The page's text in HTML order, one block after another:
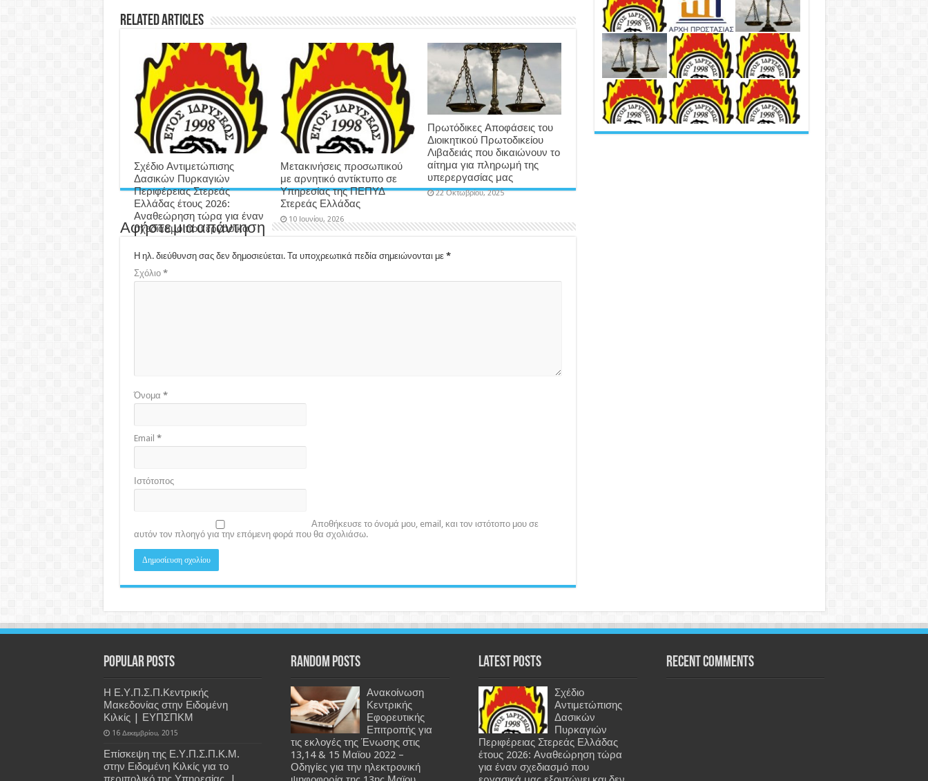
Related Articles
Σχέδιο Αντιμετώπισης
Δασικών Πυρκαγιών
Περιφέρειας Στερεάς
Ελλάδας έτους 2026:
Αναθεώρηση τώρα για έναν
σχεδιασμό που εργασικά
δύναται να υλοποιηθεί…
3 εβδομάδες ago
Μετακινήσεις προσωπικού
με αρνητικό αντίκτυπο σε
Υπηρεσίας της ΠΕΠΥΔ
Στερεάς Ελλάδας
10 Ιουνίου, 2026
Πρωτόδικες Αποφάσεις του
Διοικητικού Πρωτοδικείου
Λιβαδειάς που δικαιώνουν το
αίτημα για πληρωμή της
υπερεργασίας μας
22 Οκτωβρίου, 2025
Αφήστε μια απάντηση
Η ηλ. διεύθυνση σας δεν δημοσιεύεται. Τα υποχρεωτικά πεδία σημειώνονται με *
Σχόλιο *
Όνομα *
Email *
Ιστότοπος
Αποθήκευσε το όνομά μου, email, και τον ιστότοπο μου σε
αυτόν τον πλοηγό για την επόμενη φορά που θα σχολιάσω.
Popular Posts
Η Ε.Υ.Π.Σ.Π.Κεντρικής
Μακεδονίας στην Ειδομένη
Κιλκίς | ΕΥΠΣΠΚΜ
16 Δεκεμβρίου, 2015
Επίσκεψη της Ε.Υ.Π.Σ.Π.Κ.Μ.
στην Ειδομένη Κιλκίς για το
Random Posts
Ανακοίνωση
Κεντρικής
Εφορευτικής
Επιτροπής για
τις εκλογές της Ένωσης στις
13,14 & 15 Μαϊου 2022 –
Οδηγίες για την ηλεκτρονική
Latest Posts
Σχέδιο
Αντιμετώπισης
Δασικών
Πυρκαγιών
Περιφέρειας Στερεάς Ελλάδας
έτους 2026: Αναθεώρηση τώρα
για έναν σχεδιασμό που
Recent Comments